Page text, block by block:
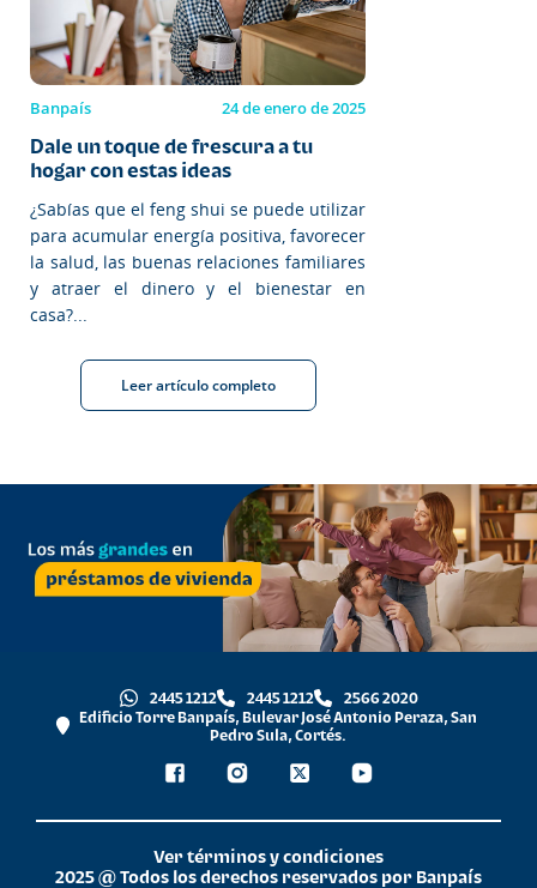
Banpaís 24 de enero de 2025
Dale un toque de frescura a tu
hogar con estas ideas
¿Sabías que el feng shui se puede utilizar
para acumular energía positiva, favorecer
la salud, las buenas relaciones familiares
y atraer el dinero y el bienestar en
casa?...
Leer artículo completo
2445 1212 2445 1212
2566 2020
Edificio Torre Banpaís, Bulevar José Antonio Peraza, San
Pedro Sula, Cortés.
Ver términos y condiciones
2025 @ Todos los derechos reservados por Banpaís